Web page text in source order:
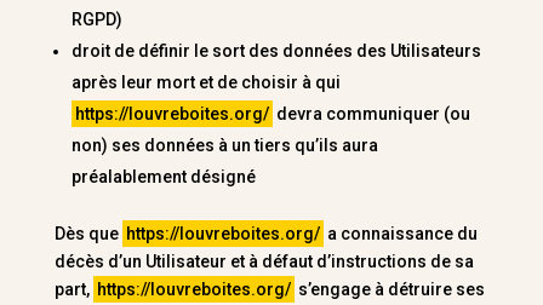
RGPD)
droit de définir le sort des données des Utilisateurs
après leur mort et de choisir à qui
https://louvreboites.org/ devra communiquer (ou
non) ses données à un tiers qu’ils aura
préalablement désigné
Dès que https://louvreboites.org/ a connaissance du
décès d’un Utilisateur et à défaut d’instructions de sa
part, https://louvreboites.org/ s’engage à détruire ses